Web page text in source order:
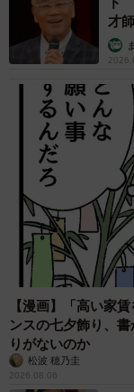
コ
神
髪
犬
（
髪
犬
（